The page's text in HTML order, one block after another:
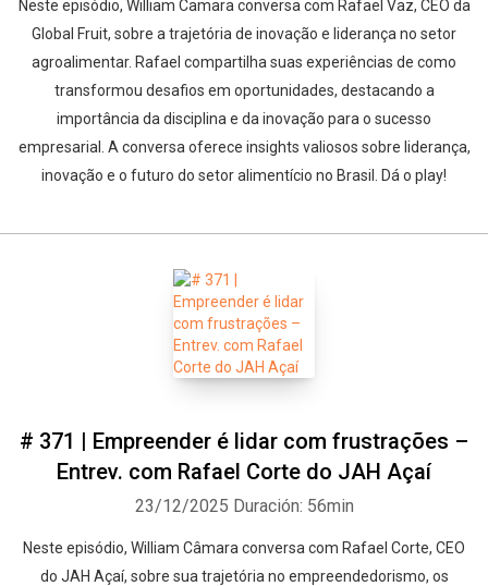
Neste episódio, William Camara conversa com Rafael Vaz, CEO da
Global Fruit, sobre a trajetória de inovação e liderança no setor
agroalimentar. Rafael compartilha suas experiências de como
transformou desafios em oportunidades, destacando a
importância da disciplina e da inovação para o sucesso
empresarial. A conversa oferece insights valiosos sobre liderança,
inovação e o futuro do setor alimentício no Brasil. Dá o play!
# 371 | Empreender é lidar com frustrações –
Entrev. com Rafael Corte do JAH Açaí
23/12/2025 Duración: 56min
Neste episódio, William Câmara conversa com Rafael Corte, CEO
do JAH Açaí, sobre sua trajetória no empreendedorismo, os